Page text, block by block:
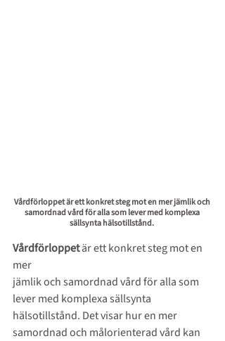
Vårdförloppet är ett konkret steg mot en mer jämlik och
samordnad vård för alla som lever med komplexa
sällsynta hälsotillstånd.
Vårdförloppet är ett konkret steg mot en
mer
jämlik och samordnad vård för alla som
lever med komplexa sällsynta
hälsotillstånd. Det visar hur en mer
samordnad och målorienterad vård kan